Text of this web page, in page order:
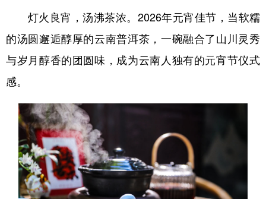
灯火良宵，汤沸茶浓。2026年元宵佳节，当软糯
的汤圆邂逅醇厚的云南普洱茶，一碗融合了山川灵秀
与岁月醇香的团圆味，成为云南人独有的元宵节仪式
感。